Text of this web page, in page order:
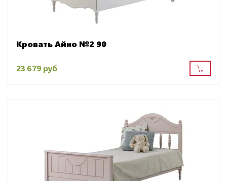
Кровать Айно №2 90
23 679 руб